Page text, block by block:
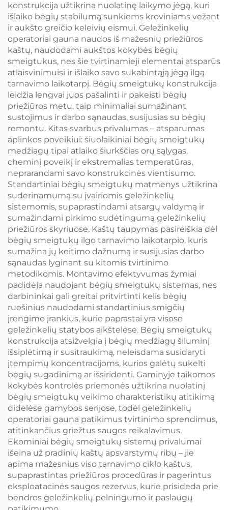
konstrukcija užtikrina nuolatinę laikymo jėgą, kuri
išlaiko bėgių stabilumą sunkiems kroviniams vežant
ir aukšto greičio keleivių eismui. Geležinkelių
operatoriai gauna naudos iš mažesnių priežiūros
kaštų, naudodami aukštos kokybės bėgių
smeigtukus, nes šie tvirtinamieji elementai atsparūs
atlaisvinimuisi ir išlaiko savo sukabintąją jėgą ilgą
tarnavimo laikotarpį. Bėgių smeigtukų konstrukcija
leidžia lengvai juos pašalinti ir pakeisti bėgių
priežiūros metu, taip minimaliai sumažinant
sustojimus ir darbo sąnaudas, susijusias su bėgių
remontu. Kitas svarbus privalumas – atsparumas
aplinkos poveikiui: šiuolaikiniai bėgių smeigtukų
medžiagų tipai atlaiko šiurkščias orų sąlygas,
cheminį poveikį ir ekstremalias temperatūras,
neprarandami savo konstrukcinės vientisumo.
Standartiniai bėgių smeigtukų matmenys užtikrina
suderinamumą su įvairiomis geležinkelių
sistemomis, supaprastindami atsargų valdymą ir
sumažindami pirkimo sudėtingumą geležinkelių
priežiūros skyriuose. Kaštų taupymas pasireiškia dėl
bėgių smeigtukų ilgo tarnavimo laikotarpio, kuris
sumažina jų keitimo dažnumą ir susijusias darbo
sąnaudas lyginant su kitomis tvirtinimo
metodikomis. Montavimo efektyvumas žymiai
padidėja naudojant bėgių smeigtukų sistemas, nes
darbininkai gali greitai pritvirtinti kelis bėgių
ruošinius naudodami standartinius smigčių
įrengimo įrankius, kurie paprastai yra visose
geležinkelių statybos aikštelėse. Bėgių smeigtukų
konstrukcija atsižvelgia į bėgių medžiagų šiluminį
išsiplėtimą ir susitraukimą, neleisdama susidaryti
įtempimų koncentracijoms, kurios galėtų sukelti
bėgių sugadinimą ar išsiridenti. Gaminyje taikomos
kokybės kontrolės priemonės užtikrina nuolatinį
bėgių smeigtukų veikimo charakteristikų atitikimą
didelėse gamybos serijose, todėl geležinkelių
operatoriai gauna patikimus tvirtinimo sprendimus,
atitinkančius griežtus saugos reikalavimus.
Ekominiai bėgių smeigtukų sistemų privalumai
išeina už pradinių kaštų apsvarstymų ribų – jie
apima mažesnius viso tarnavimo ciklo kaštus,
supaprastintas priežiūros procedūras ir pagerintus
eksploatacinės saugos rezervus, kurie prisideda prie
bendros geležinkelių pelningumo ir paslaugų